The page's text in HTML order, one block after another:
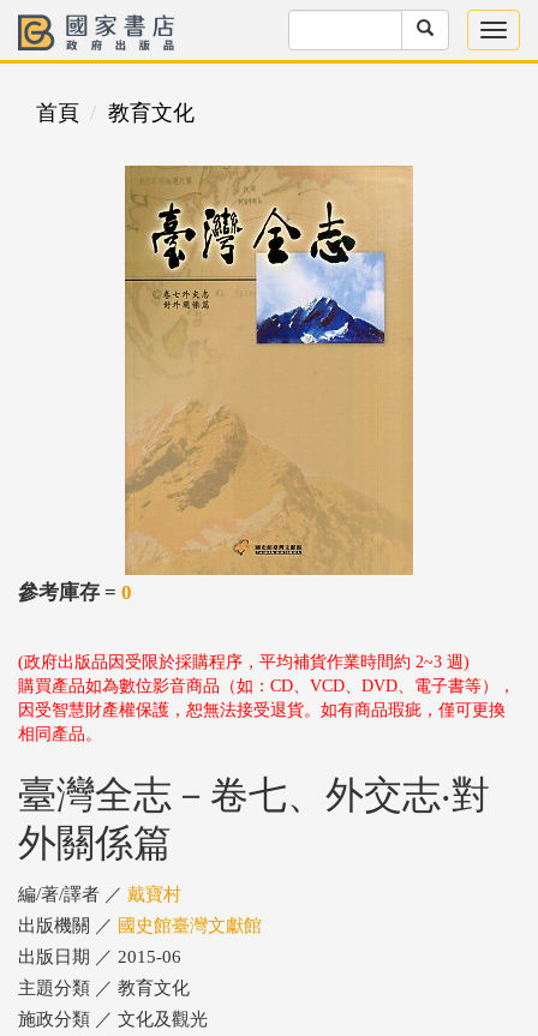
首頁 教育文化
參考庫存 = 0
(政府出版品因受限於採購程序，平均補貨作業時間約 2~3 週)
購買產品如為數位影音商品（如：CD、VCD、DVD、電子書等），
因受智慧財產權保護，恕無法接受退貨。如有商品瑕疵，僅可更換
相同產品。
臺灣全志－卷七、外交志‧對
外關係篇
編/著/譯者 ／ 戴寶村
出版機關 ／ 國史館臺灣文獻館
出版日期 ／ 2015-06
主題分類 ／ 教育文化
施政分類 ／ 文化及觀光